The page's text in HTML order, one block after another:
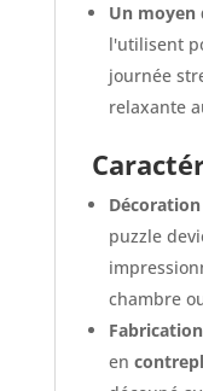
Un moyen
l'utilisent
journée
relaxante
puzzle
chambre
en